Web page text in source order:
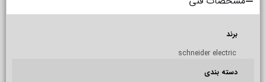
برند
schneider electric
دسته بندی